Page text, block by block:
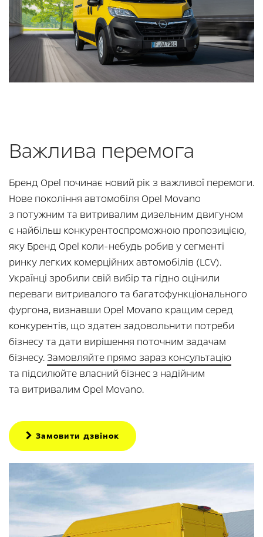
Важлива перемога
Бренд Opel починає новий рік з важливої перемоги.
Нове покоління автомобіля Opel Movano
з потужним та витривалим дизельним двигуном
є найбільш конкурентоспроможною пропозицією,
яку Бренд Opel коли-небудь робив у сегменті
ринку легких комерційних автомобілів (LCV).
Українці зробили свій вибір та гідно оцінили
переваги витривалого та багатофункціонального
фургона, визнавши Opel Movano кращим серед
конкурентів, що здатен задовольнити потреби
бізнесу та дати вирішення поточним задачам
бізнесу.Замовляйте прямо зараз консультацію
та підсилюйте власний бізнес з надійним
та витривалим Opеl Movanо.
Замовити дзвінок